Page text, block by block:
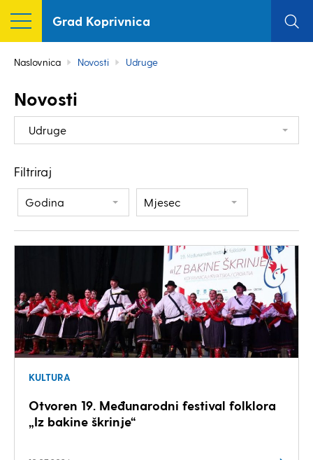
Grad Koprivnica
Naslovnica Novosti Udruge
Novosti
Udruge
Filtriraj
Godina Mjesec
KULTURA
Otvoren 19. Međunarodni festival folklora
„Iz bakine škrinje“